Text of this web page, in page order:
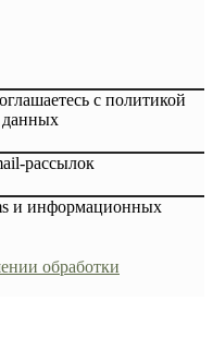
с политикой
данных
рассылок
и информационных
обработки